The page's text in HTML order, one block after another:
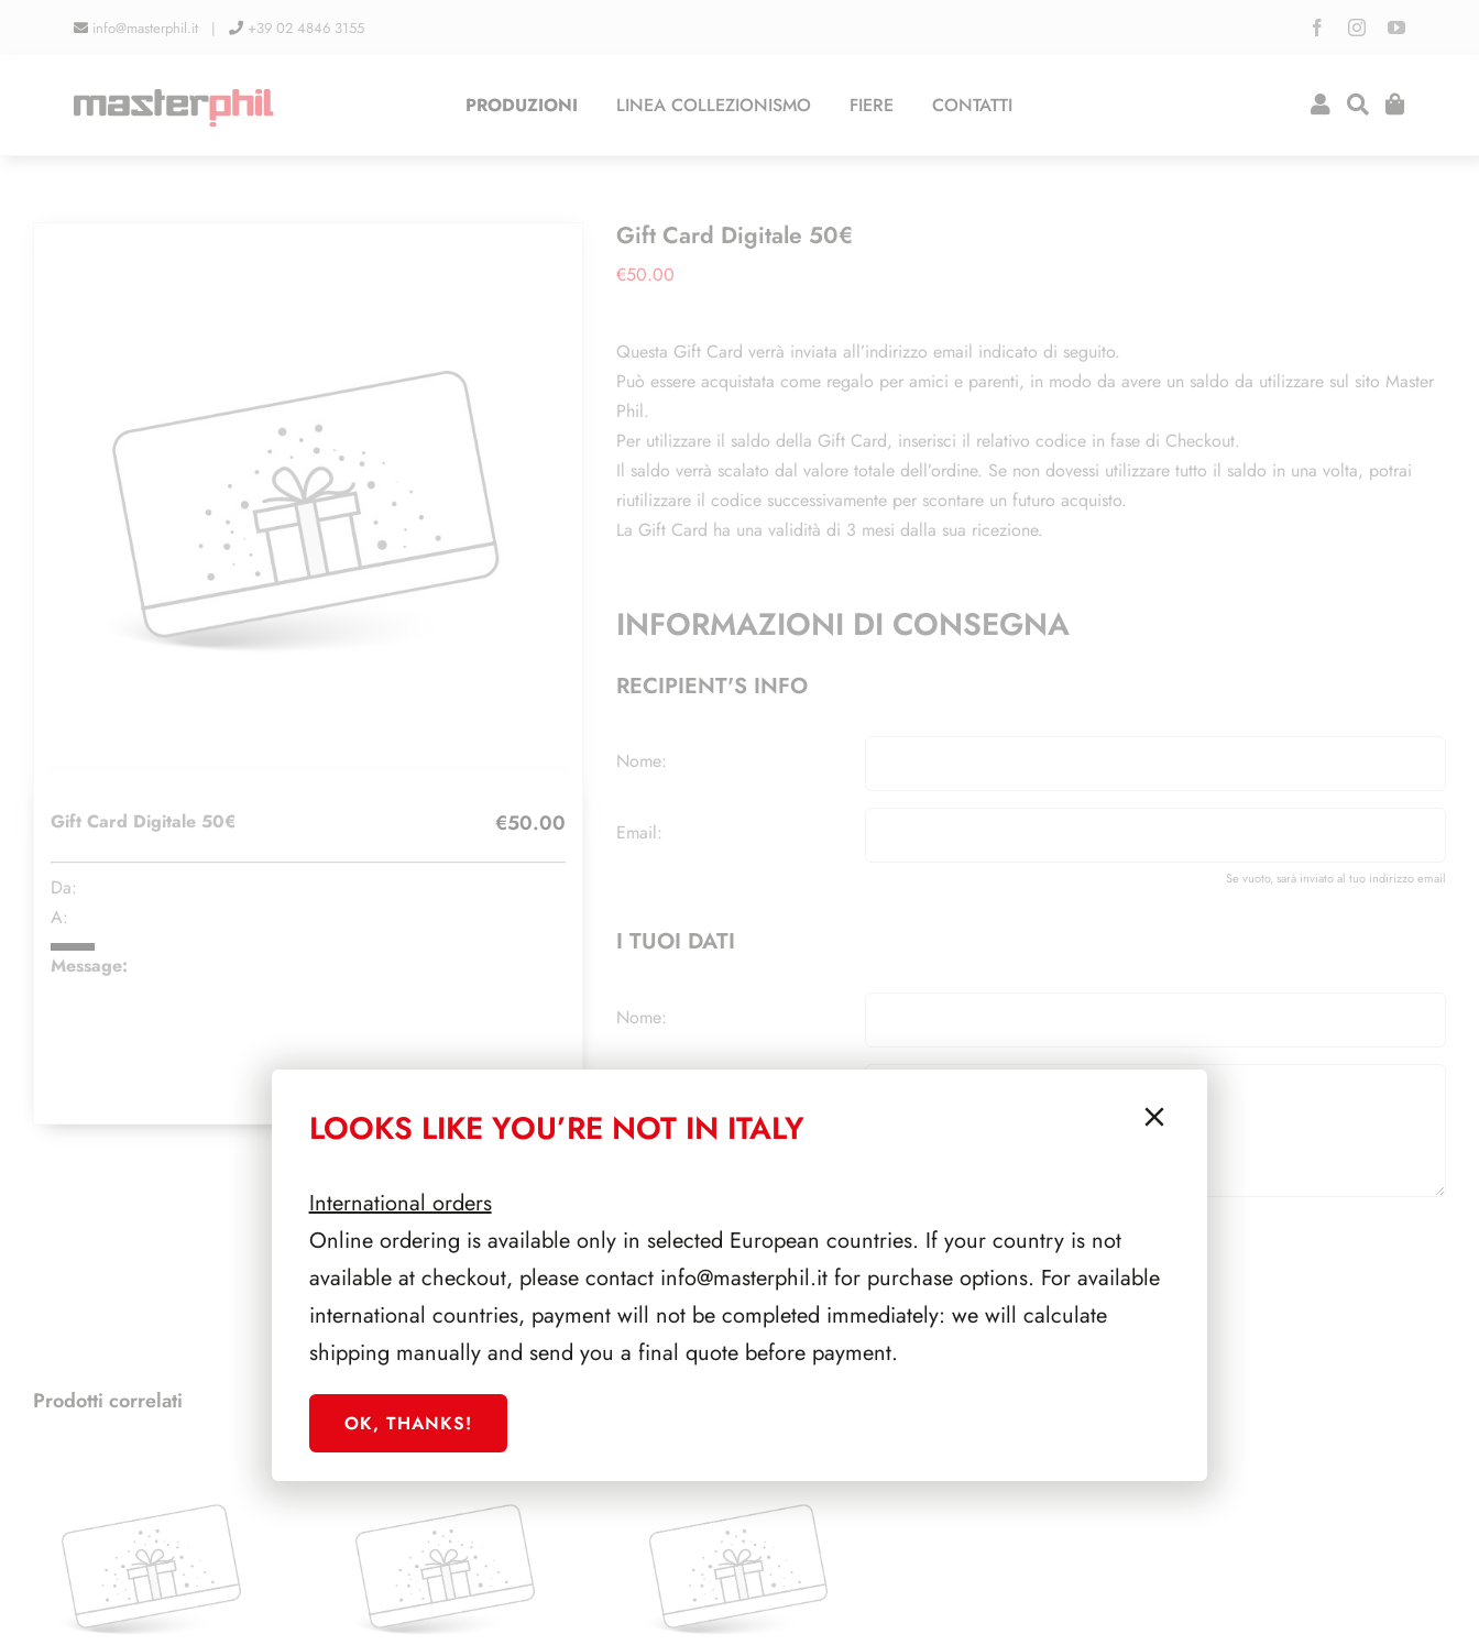
info@masterphil.it | +39 02 4846 3155
PRODUZIONI LINEA COLLEZIONISMO FIERE CONTATTI
Gift Card Digitale 50€ €50.00
Da:
A:
Message:
Gift Card Digitale 50€
€50.00
Questa Gift Card verrà inviata all’indirizzo email indicato di seguito.
Può essere acquistata come regalo per amici e parenti, in modo da avere un saldo da utilizzare sul sito Master
Phil.
Per utilizzare il saldo della Gift Card, inserisci il relativo codice in fase di Checkout.
Il saldo verrà scalato dal valore totale dell’ordine. Se non dovessi utilizzare tutto il saldo in una volta, potrai
riutilizzare il codice successivamente per scontare un futuro acquisto.
La Gift Card ha una validità di 3 mesi dalla sua ricezione.
INFORMAZIONI DI CONSEGNA
RECIPIENT'S INFO
Nome:
Email:
Se vuoto, sarà inviato al tuo indirizzo email
I TUOI DATI
Nome:
Gift
Card
50€
AGGIUNGI AL CARRELLO
Prodotti correlati
LOOKS LIKE YOU’RE NOT IN ITALY
International orders
Online ordering is available only in selected European countries. If your country is not
available at checkout, please contact info@masterphil.itfor purchase options. For available
international countries, payment will not be completed immediately: we will calculate
shipping manually and send you a final quote before payment.
OK, THANKS!